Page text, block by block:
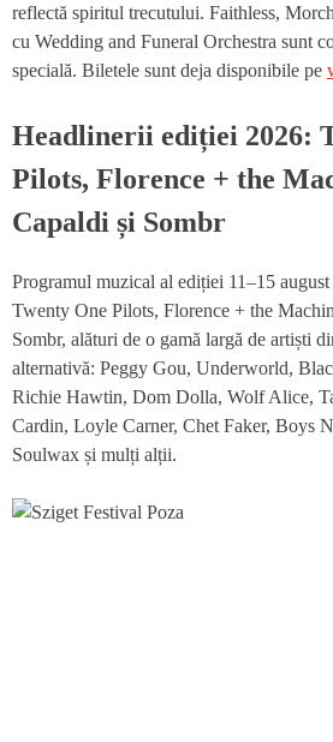
reflectă spiritul trecutului. Faithless,
cu Wedding and Funeral Orchestra sunt
specială. Biletele sunt deja disponibile pe
Headlinerii ediției 2026:
Pilots, Florence + the
Capaldi și Sombr
Programul muzical al ediției 11–15
Twenty One Pilots, Florence + the
Sombr, alături de o gamă largă de artiști
alternativă: Peggy Gou, Underworld,
Richie Hawtin, Dom Dolla, Wolf Alice,
Cardin, Loyle Carner, Chet Faker, Boys
Soulwax și mulți alții.